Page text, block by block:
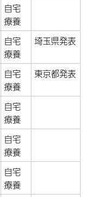
自宅
療養
自宅
療養
埼玉県発表
自宅
療養
東京都発表
自宅
療養
自宅
療養
自宅
療養